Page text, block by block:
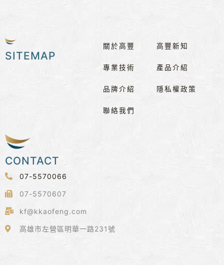
SITEMAP
關於高豐
專業技術
品牌介紹
聯絡我們
高豐新知
產品介紹
隱私權政策
CONTACT
07-5570066
07-5570607
kf@kkaofeng.com
高雄市左營區明華一路231號